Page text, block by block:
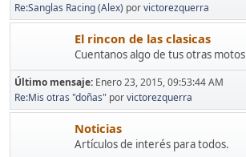
Re:Sanglas Racing (Alex) porvictorezquerra
El rincon de las clasicas
Cuentanos algo de tus otras motos
Último mensaje: Enero 23, 2015, 09:53:44 AM
Re:Mis otras "doñas" porvictorezquerra
Noticias
Artículos de interés para todos.